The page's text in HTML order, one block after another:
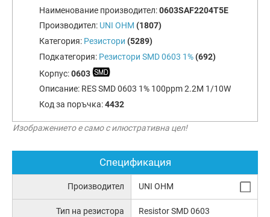
Наименование производител:0603SAF2204T5E
Производител: UNI OHM (1807)
Категория: Резистори (5289)
Подкатегория: Резистори SMD 0603 1%(692)
Корпус:0603
Описание: RES SMD 0603 1% 100ppm 2.2M 1/10W
Код за поръчка:4432
Изображението е само с илюстративна цел!
Спецификация
Производител UNI OHM
Тип на резистора Resistor SMD 0603